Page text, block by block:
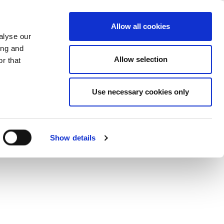
our
and
that
Show details
Allow all cookies
Allow selection
Use necessary cookies only
Company
Gallery